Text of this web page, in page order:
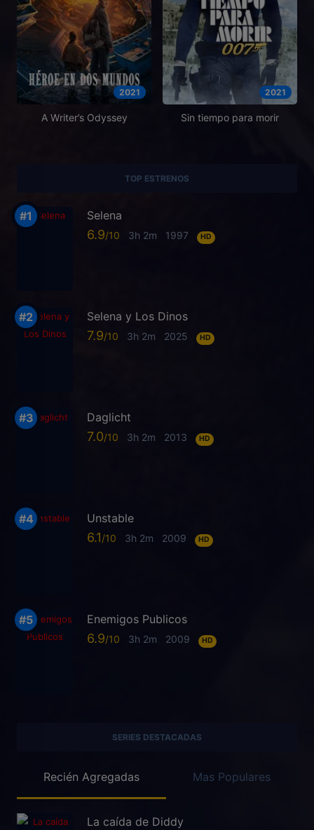
2021
A Writer’s Odyssey
2021
Sin tiempo para morir
TOP ESTRENOS
Selena
6.9 3h 2m 1997 HD
Selena y Los Dinos
7.9 3h 2m 2025 HD
Daglicht
7.0 3h 2m 2013 HD
Unstable
6.1 3h 2m 2009 HD
Enemigos Publicos
6.9 3h 2m 2009 HD
SERIES DESTACADAS
Recién Agregadas Mas Populares
La caída de Diddy